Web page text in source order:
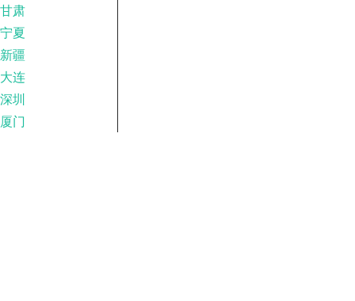
甘肃
宁夏
新疆
大连
深圳
厦门